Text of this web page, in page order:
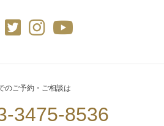
のご予約・ご相談は
3475-8536